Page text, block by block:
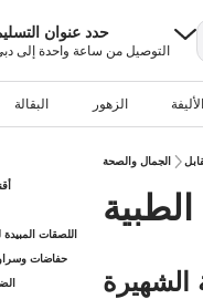
حدد عنوان
التوصيل من ساعة واحدة إلى
البقالة الزهور
الجمال والصحة
الشهيرة
اللصقات المبيدة
حفاضات